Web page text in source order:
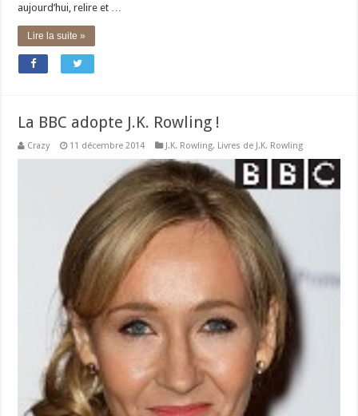
aujourd’hui, relire et …
Lire la suite »
La BBC adopte J.K. Rowling !
Crazy 11 décembre 2014 J.K. Rowling, Livres de J.K. Rowling